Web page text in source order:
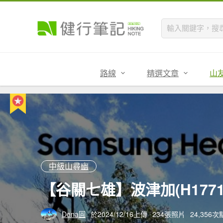
路線 精選文章 山
中級山尋幽
【谷關七雄】波津加
Dona圓 於2024/12/16上傳 234張照片 24,356次